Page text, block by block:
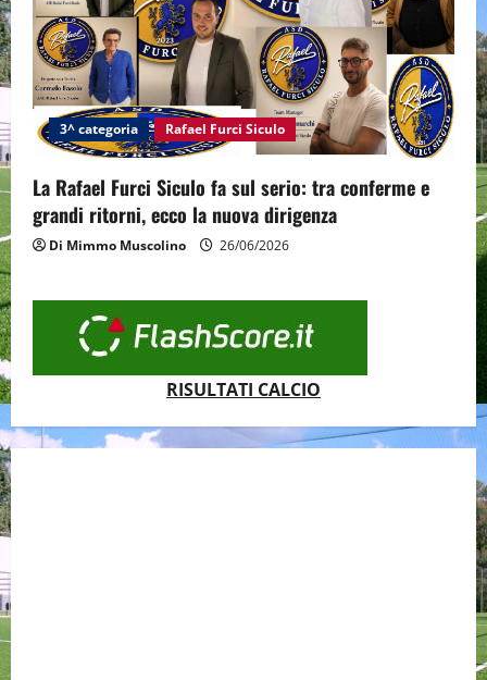
3^ categoria Rafael Furci Siculo
La Rafael Furci Siculo fa sul serio: tra conferme e
grandi ritorni, ecco la nuova dirigenza
Di Mimmo Muscolino 26/06/2026
RISULTATI CALCIO